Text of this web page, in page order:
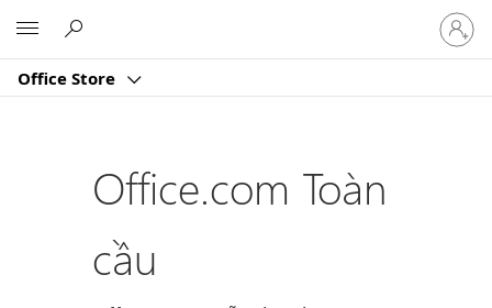
Office Store
Đăng
nhập
tài
của
Office.com Toàn
cầu